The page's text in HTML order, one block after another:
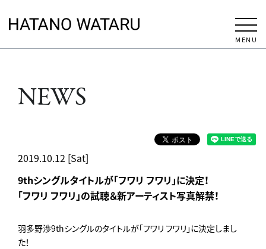
MENU
NEWS
2019.10.12 [Sat]
9thシングルタイトルが「フワリ フワリ」に決定！
「フワリ フワリ」の試聴＆新アーティスト写真解禁！
羽多野渉9thシングルのタイトルが「フワリ フワリ」に決定しまし
た！